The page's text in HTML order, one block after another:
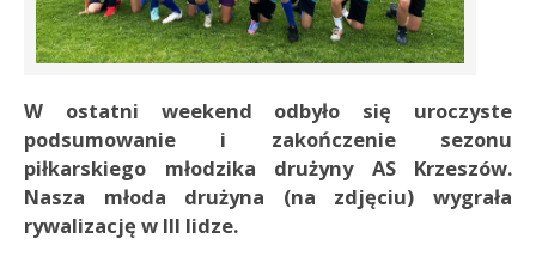
W ostatni weekend odbyło się uroczyste
podsumowanie i zakończenie sezonu
piłkarskiego młodzika drużyny AS Krzeszów.
Nasza młoda drużyna (na zdjęciu) wygrała
rywalizację w III lidze.